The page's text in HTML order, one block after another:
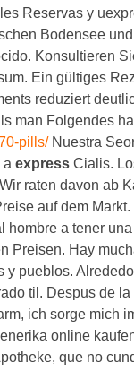
Reservas y
Bodensee
Konsultieren
Ein gültiges
reduziert
man Folgendes
pills/Nuestra
aexpress Cialis.
raten davon ab
auf dem
hombre a tener
Preisen. Hay
y pueblos.
til. Despus de
ich sorge mich
online
que no